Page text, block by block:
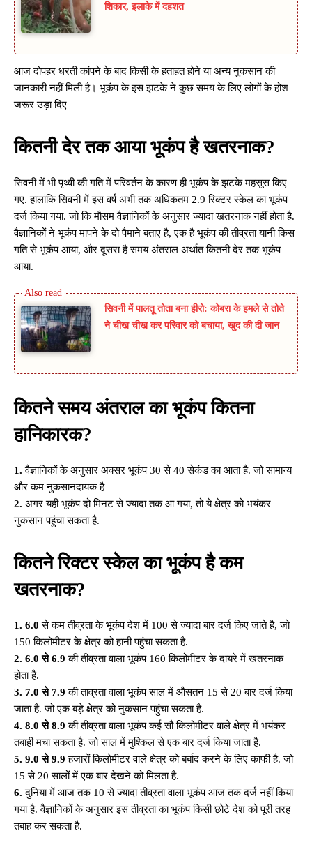
शिकार, इलाके में दहशत
आज दोपहर धरती कांपने के बाद किसी के हताहत होने या अन्य नुकसान की
जानकारी नहीं मिली है। भूकंप के इस झटके ने कुछ समय के लिए लोगों के होश
जरूर उड़ा दिए
कितनी देर तक आया भूकंप है खतरनाक?
सिवनी में भी पृथ्वी की गति में परिवर्तन के कारण ही भूकंप के झटके महसूस किए
गए. हालांकि सिवनी में इस वर्ष अभी तक अधिकतम 2.9 रिक्टर स्केल का भूकंप
दर्ज किया गया. जो कि मौसम वैज्ञानिकों के अनुसार ज्यादा खतरनाक नहीं होता है.
वैज्ञानिकों ने भूकंप मापने के दो पैमाने बताए है, एक है भूकंप की तीव्रता यानी किस
गति से भूकंप आया, और दूसरा है समय अंतराल अर्थात कितनी देर तक भूकंप
आया.
सिवनी में पालतू तोता बना हीरो: कोबरा के हमले से तोते
ने चीख चीख कर परिवार को बचाया, खुद की दी जान
कितने समय अंतराल का भूकंप कितना
हानिकारक?
1. वैज्ञानिकों के अनुसार अक्सर भूकंप 30 से 40 सेकंड का आता है. जो सामान्य
और कम नुकसानदायक है
2. अगर यही भूकंप दो मिनट से ज्यादा तक आ गया, तो ये क्षेत्र को भयंकर
नुकसान पहुंचा सकता है.
कितने रिक्टर स्केल का भूकंप है कम
खतरनाक?
1. 6.0 से कम तीव्रता के भूकंप देश में 100 से ज्यादा बार दर्ज किए जाते है, जो
150 किलोमीटर के क्षेत्र को हानी पहुंचा सकता है.
2. 6.0 से 6.9 की तीव्रता वाला भूकंप 160 किलोमीटर के दायरे में खतरनाक
होता है.
3. 7.0 से 7.9 की ताव्रता वाला भूकंप साल में औसतन 15 से 20 बार दर्ज किया
जाता है. जो एक बड़े क्षेत्र को नुकसान पहुंचा सकता है.
4. 8.0 से 8.9 की तीव्रता वाला भूकंप कई सौ किलोमीटर वाले क्षेत्र में भयंकर
तबाही मचा सकता है. जो साल में मुश्किल से एक बार दर्ज किया जाता है.
5. 9.0 से 9.9 हजारों किलोमीटर वाले क्षेत्र को बर्बाद करने के लिए काफी है. जो
15 से 20 सालों में एक बार देखने को मिलता है.
6. दुनिया में आज तक 10 से ज्यादा तीव्रता वाला भूकंप आज तक दर्ज नहीं किया
गया है. वैज्ञानिकों के अनुसार इस तीव्रता का भूकंप किसी छोटे देश को पूरी तरह
तबाह कर सकता है.